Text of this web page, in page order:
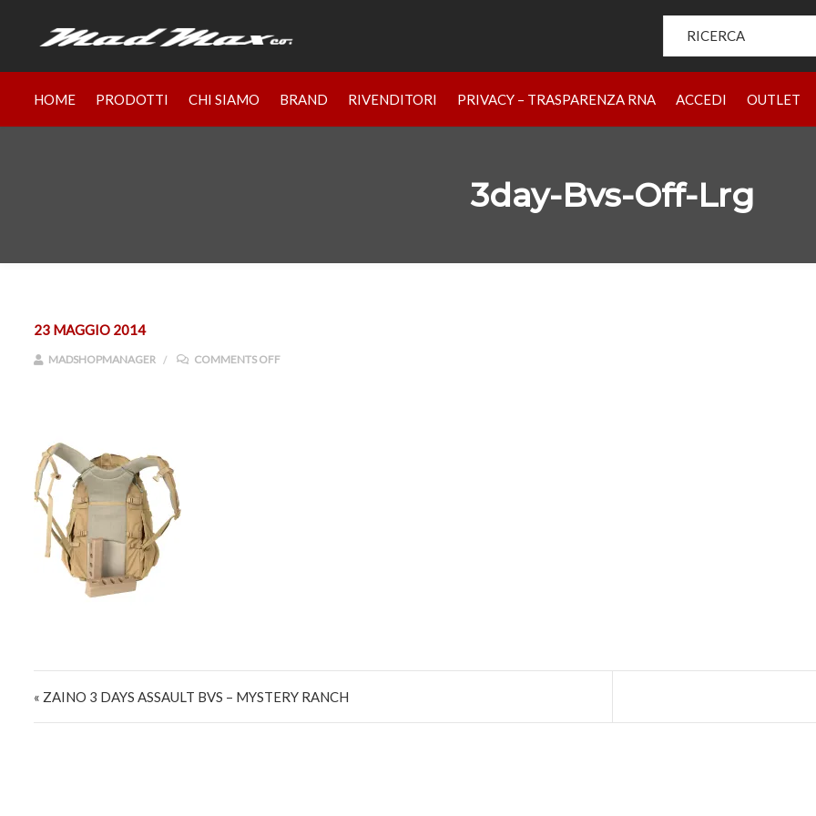
HOME PRODOTTI CHI SIAMO BRAND RIVENDITORI PRIVACY – TRASPARENZA RNA ACCEDI OUTLET
HOME PRODOTTI CHI SIAMO BRAND
3day-Bvs-Off-Lrg
23 MAGGIO 2014
MADSHOPMANAGER COMMENTS OFFON 3DAY-BVS-OFF-LRG
Navigazione articoli
« ZAINO 3 DAYS ASSAULT BVS – MYSTERY RANCH